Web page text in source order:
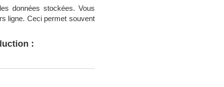
données stockées. Vous
ligne. Ceci permet souvent
: